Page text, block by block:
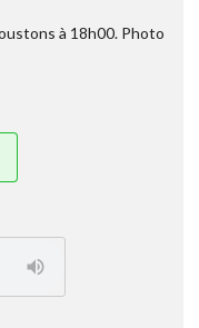
à 18h00. Photo